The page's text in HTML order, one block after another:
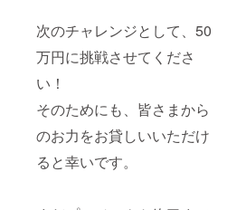
次のチャレンジとして、50
万円に挑戦させてくださ
い！
そのためにも、皆さまから
のお力をお貸しいいただけ
ると幸いです。